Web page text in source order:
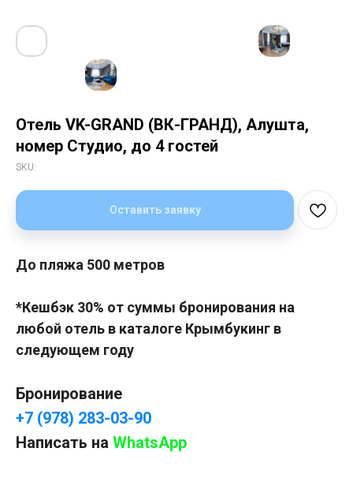
Отель VK-GRAND (ВК-ГРАНД), Алушта,
номер Студио, до 4 гостей
SKU:
Оставить заявку
До пляжа 500 метров
*Кешбэк 30% от суммы бронирования на
любой отель в каталоге Крымбукинг в
следующем году
Бронирование
+7 (978) 283-03-90
Написать на WhatsApp